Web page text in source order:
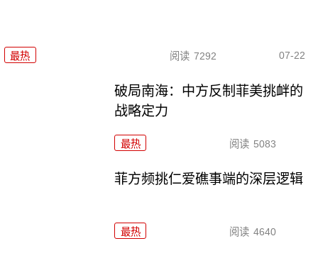
最热 阅读 7292 07-22
破局南海：中方反制菲美挑衅的
战略定力
最热 阅读 5083
菲方频挑仁爱礁事端的深层逻辑
最热 阅读 4640